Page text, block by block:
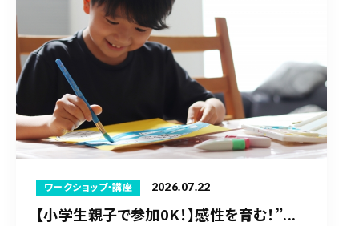
ワークショップ・講座 2026.07.22
【小学生親子で参加0K！】感性を育む！”...